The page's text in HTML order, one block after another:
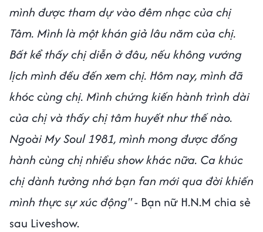
mình được tham dự vào đêm nhạc của chị
Tâm. Mình là một khán giả lâu năm của chị.
Bất kể thấy chị diễn ở đâu, nếu không vướng
lịch mình đều đến xem chị. Hôm nay, mình đã
khóc cùng chị. Mình chứng kiến hành trình dài
của chị và thấy chị tâm huyết như thế nào.
Ngoài My Soul 1981, mình mong được đồng
hành cùng chị nhiều show khác nữa. Ca khúc
chị dành tưởng nhớ bạn fan mới qua đời khiến
mình thực sự xúc động"- Bạn nữ H.N.M chia sẻ
sau Liveshow.